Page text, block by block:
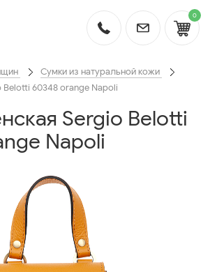
0
Сумки из натуральной кожи
Belotti 60348 orange Napoli
Sergio Belotti
Napoli